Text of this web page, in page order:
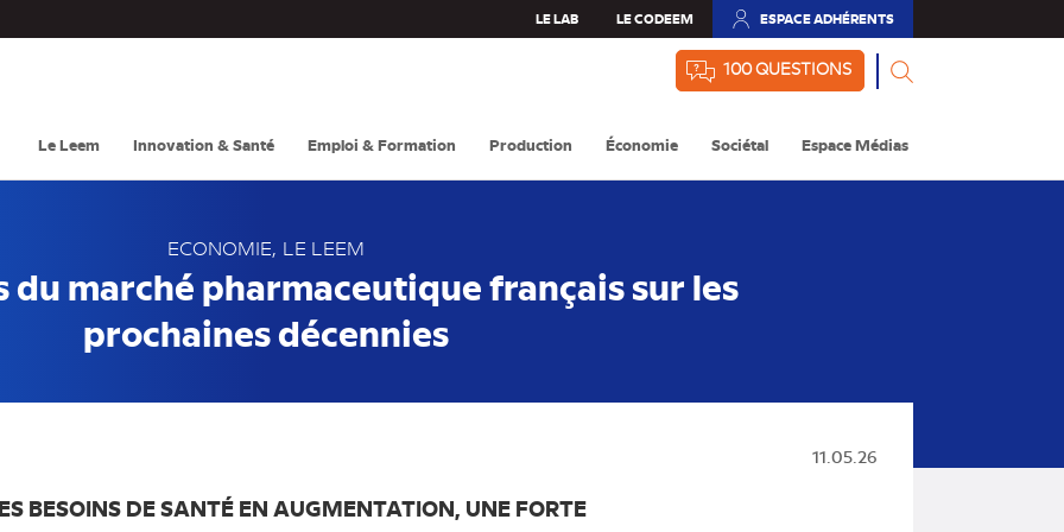
LE LAB LE CODEEM ESPACE ADHÉRENTS
(NOUVEL
100 QUESTIONS
Le Leem Innovation & Santé Emploi & Formation Production Économie Sociétal Espace Médias
ECONOMIE LE LEEM
du marché pharmaceutique français sur les
prochaines décennies
11.05.26
BESOINS DE SANTÉ EN AUGMENTATION, UNE FORTE